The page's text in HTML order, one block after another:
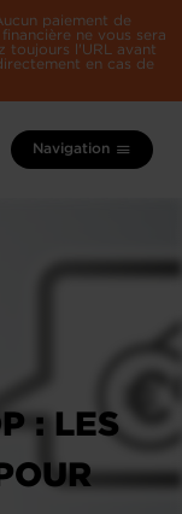
paiement de
ne vous sera
toujours l'URL avant
en cas de
Navigation
: LES